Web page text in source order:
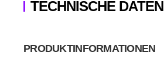
TECHNISCHE DATEN
PRODUKTINFORMATIONEN